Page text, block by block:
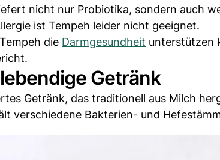
nicht nur Probiotika, sondern auch
ist Tempeh leider nicht geeignet.
die Darmgesundheit unterstützen
Getränk
Getränk, das traditionell aus Milch
verschiedene Bakterien- und